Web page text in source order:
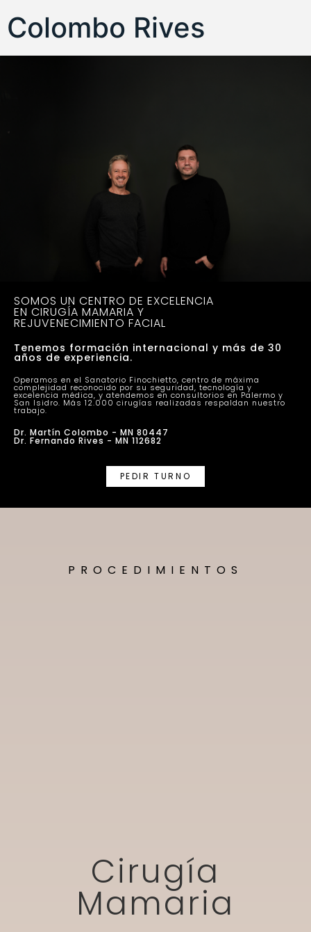
Colombo Rives
SOMOS UN CENTRO DE EXCELENCIA
EN CIRUGÍA MAMARIA Y
REJUVENECIMIENTO FACIAL
Tenemos formación internacional y más de 30
años de experiencia.
Operamos en el Sanatorio Finochietto, centro de máxima
complejidad reconocido por su seguridad, tecnología y
excelencia médica, y atendemos en consultorios en Palermo y
San Isidro. Más 12.000 cirugías realizadas respaldan nuestro
trabajo.
Dr. Martín Colombo - MN 80447
Dr. Fernando Rives - MN 112682
PEDIR TURNO
PROCEDIMIENTOS
Cirugía
Mamaria